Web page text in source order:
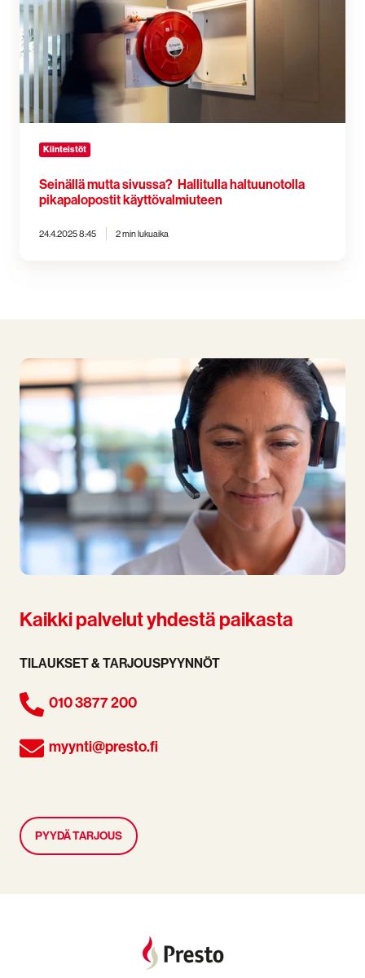
Hallitulla
haltuunotolla
pikapalopostit
käyttövalmiuteen
Kiinteistöt
Seinällä mutta sivussa? Hallitulla haltuunotolla
pikapalopostit käyttövalmiuteen
24.4.2025 8:45 2 min lukuaika
Kaikki palvelut yhdestä paikasta
TILAUKSET & TARJOUSPYYNNÖT
010 3877 200
myynti@presto.fi
PYYDÄ TARJOUS